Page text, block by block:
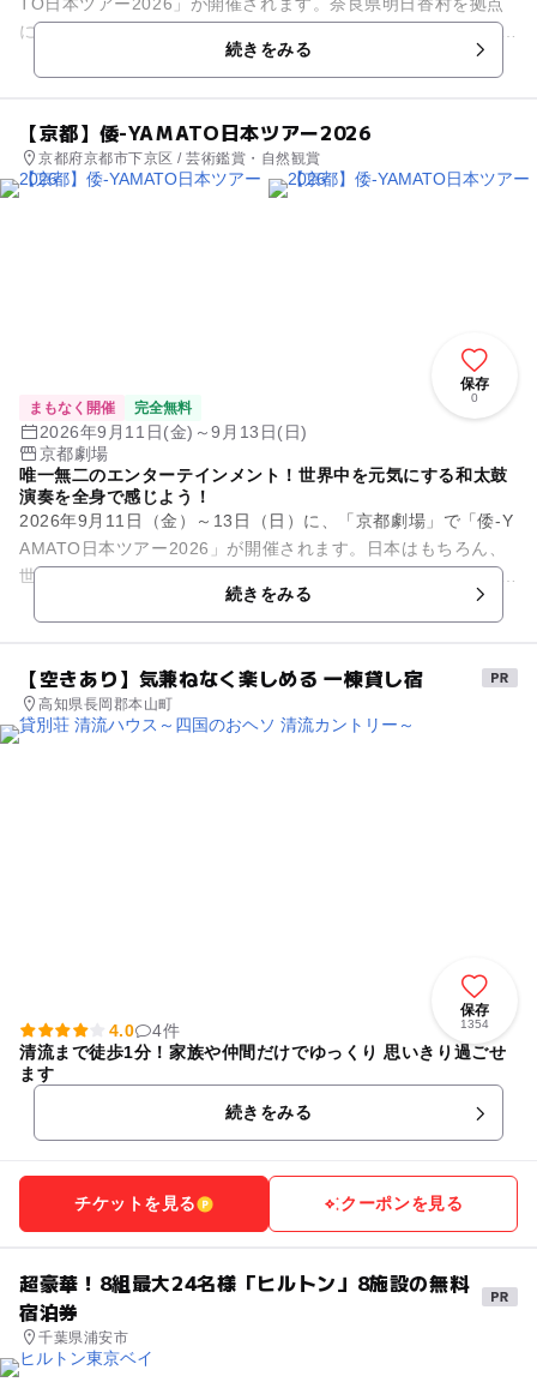
に活動する和太鼓集団「倭-YAMATO」による日本ツアーです。
続きをみる
【京都】倭-YAMATO日本ツアー2026
京都府京都市下京区 / 芸術鑑賞・自然観賞
保存
0
まもなく開催 完全無料
2026年9月11日(金)～9月13日(日)
京都劇場
唯一無二のエンターテインメント！世界中を元気にする和太鼓
演奏を全身で感じよう！
2026年9月11日（金）～13日（日）に、「京都劇場」で「倭-Y
AMATO日本ツアー2026」が開催されます。日本はもちろん、
世界で活躍する和太鼓集団「倭-YAMATO」による日本ツアーで
続きをみる
【空きあり】気兼ねなく楽しめる 一棟貸し宿
高知県長岡郡本山町
保存
1354
4.0
4件
清流まで徒歩1分！家族や仲間だけでゆっくり 思いきり過ごせ
ます
続きをみる
チケットを見る クーポンを見る
超豪華！8組最大24名様「ヒルトン」8施設の無料
宿泊券
千葉県浦安市